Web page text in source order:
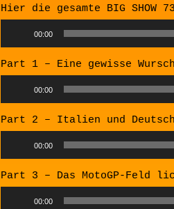
Hier die gesamte BIG SHOW
Audio
Player
00:00
Part 1 – Eine gewisse
Audio
Player
00:00
Part 2 – Italien und
Audio
Player
00:00
Part 3 – Das MotoGP-Feld
Audio00:00